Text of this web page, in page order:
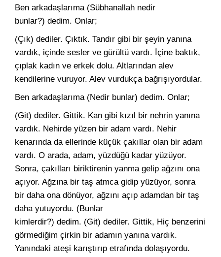
Ben arkadaşlarıma (Sübhanallah nedir
bunlar?) dedim. Onlar;
(Çık) dediler. Çıktık. Tandır gibi bir şeyin yanına
vardık, içinde sesler ve gürültü vardı. İçine baktık,
çıplak kadın ve erkek dolu. Alt­larından alev
kendilerine vuruyor. Alev vurdukça bağrışıyordular.
Ben arkadaşlarıma (Nedir bunlar) dedim. Onlar;
(Git) dediler. Gittik. Kan gibi kızıl bir nehrin yanına
vardık. Ne­hirde yüzen bir adam vardı. Nehir
kenarında da ellerinde küçük ça­kıllar olan bir adam
vardı. O arada, adam, yüzdüğü kadar yüzüyor.
Sonra, çakılları biriktirenin yanma gelip ağzını ona
açıyor. Ağzına bir taş atmca gidip yüzüyor, sonra
bir daha ona dönüyor, ağzını açıp adamdan bir taş
daha yutuyordu. (Bunlar
kimlerdir?) dedim. (Git) dediler. Gittik, Hiç benzerini
görmediğim çirkin bir adamın yanına vardık.
Yanındaki ateşi karıştırıp etrafında dolaşıyordu.